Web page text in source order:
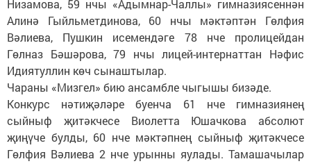
Низамова, 59 нчы «Адымнар-Чаллы» гимназиясеннән
Алинә Гыйльметдинова, 60 нчы мәктәптән Гөлфия
Вәлиева, Пушкин исемендәге 78 нче пролицейдан
Гөлназ Бәшәрова, 79 нчы лицей-интернаттан Нәфис
Идиятуллин көч сынаштылар.
Чараны «Мизгел» бию ансамбле чыгышы бизәде.
Конкурс нәтиҗәләре буенча 61 нче гимназиянең
сыйныф җитәкчесе Виолетта Юшачкова абсолют
җиңүче булды, 60 нче мәктәпнең сыйныф җитәкчесе
Гөлфия Вәлиева 2 нче урынны яулады. Тамашачылар